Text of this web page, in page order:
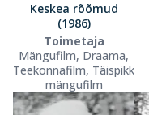
Keskea rõõmud
(1986)
Toimetaja
Mängufilm, Draama,
Teekonnafilm, Täispikk
mängufilm